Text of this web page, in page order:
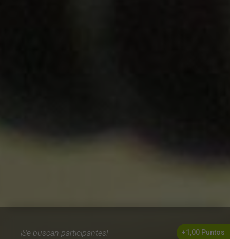
¡Se buscan participantes! +1,00 Puntos